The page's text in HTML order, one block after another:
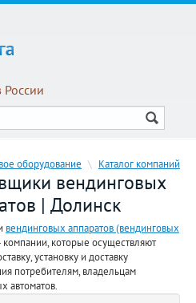
оборудование \ Каталог компаний
вендинговых
| Долинск
вендинговых аппаратов (вендинговых
компании, которые осуществляют
установку и доставку
потребителям, владельцам
автоматов.